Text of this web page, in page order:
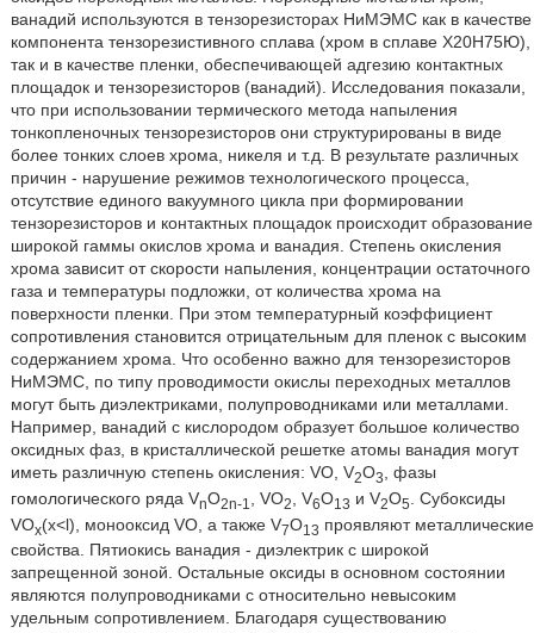
ванадий используются в тензорезисторах НиМЭМС как в качестве
компонента тензорезистивного сплава (хром в сплаве Х20Н75Ю),
так и в качестве пленки, обеспечивающей адгезию контактных
площадок и тензорезисторов (ванадий). Исследования показали,
что при использовании термического метода напыления
тонкопленочных тензорезисторов они структурированы в виде
более тонких слоев хрома, никеля и т.д. В результате различных
причин - нарушение режимов технологического процесса,
отсутствие единого вакуумного цикла при формировании
тензорезисторов и контактных площадок происходит образование
широкой гаммы окислов хрома и ванадия. Степень окисления
хрома зависит от скорости напыления, концентрации остаточного
газа и температуры подложки, от количества хрома на
поверхности пленки. При этом температурный коэффициент
сопротивления становится отрицательным для пленок с высоким
содержанием хрома. Что особенно важно для тензорезисторов
НиМЭМС, по типу проводимости окислы переходных металлов
могут быть диэлектриками, полупроводниками или металлами.
Например, ванадий с кислородом образует большое количество
оксидных фаз, в кристаллической решетке атомы ванадия могут
иметь различную степень окисления: VO, V2O3
, фазы
гомологического ряда VnO2n-1 , VO2 , V6O13 и V2O5
. Субоксиды
VOx(x<l), монооксид VO, а также V7O13 проявляют металлические
свойства. Пятиокись ванадия - диэлектрик с широкой
запрещенной зоной. Остальные оксиды в основном состоянии
являются полупроводниками с относительно невысоким
удельным сопротивлением. Благодаря существованию